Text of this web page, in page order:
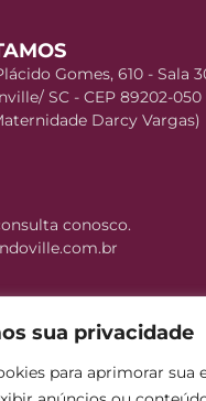
sua privacidade
para aprimorar sua
Gomes, 610 - Sala
SC - CEP 89202-050
Darcy Vargas)
conosco.
8239